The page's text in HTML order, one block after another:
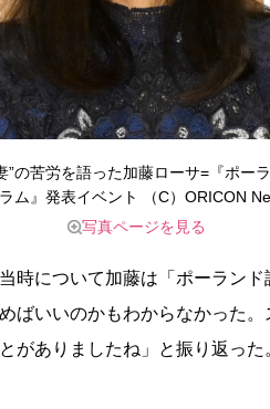
”の苦労を語った加藤ローサ=『ポー
ム』発表イベント （C）ORICON
写真ページを見る
時について加藤は「ポーランド
ばいいのかもわからなかった
がありましたね」と振り返った